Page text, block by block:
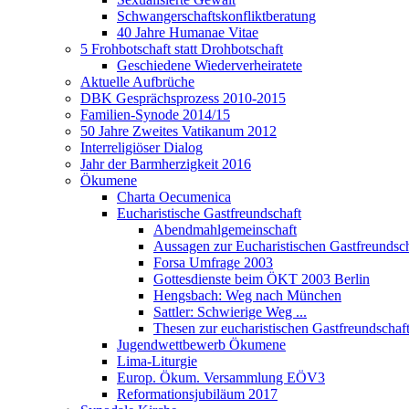
Schwangerschaftskonfliktberatung
40 Jahre Humanae Vitae
5 Frohbotschaft statt Drohbotschaft
Geschiedene Wiederverheiratete
Aktuelle Aufbrüche
DBK Gesprächsprozess 2010-2015
Familien-Synode 2014/15
50 Jahre Zweites Vatikanum 2012
Interreligiöser Dialog
Jahr der Barmherzigkeit 2016
Ökumene
Charta Oecumenica
Eucharistische Gastfreundschaft
Abendmahlgemeinschaft
Aussagen zur Eucharistischen
Forsa Umfrage 2003
Gottesdienste beim ÖKT 2003 Berlin
Hengsbach: Weg nach München
Sattler: Schwierige Weg ...
Thesen zur eucharistischen Gastfreundschaft
Jugendwettbewerb Ökumene
Lima-Liturgie
Europ. Ökum. Versammlung EÖV3
Reformationsjubiläum 2017